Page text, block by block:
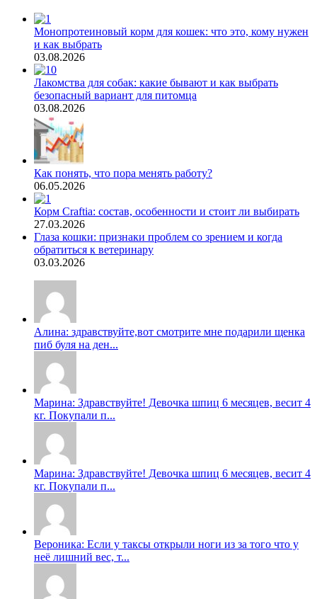
Монопротеиновый корм для кошек: что это, кому нужен
и как выбрать
03.08.2026
Лакомства для собак: какие бывают и как выбрать
безопасный вариант для питомца
03.08.2026
Как понять, что пора менять работу?
06.05.2026
Корм Craftia: состав, особенности и стоит ли выбирать
27.03.2026
Глаза кошки: признаки проблем со зрением и когда
обратиться к ветеринару
03.03.2026
Алина: здравствуйте,вот смотрите мне подарили щенка
пиб буля на ден...
Марина: Здравствуйте! Девочка шпиц 6 месяцев, весит 4
кг. Покупали п...
Марина: Здравствуйте! Девочка шпиц 6 месяцев, весит 4
кг. Покупали п...
Вероника: Если у таксы открыли ноги из за того что у
неë лишний вес, т...